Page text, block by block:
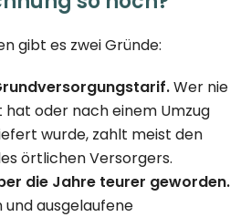
gibt es zwei Gründe:
Wer nie
oder nach einem Umzug
wurde, zahlt meist den
örtlichen Versorgers.
die Jahre teurer geworden.
und ausgelaufene